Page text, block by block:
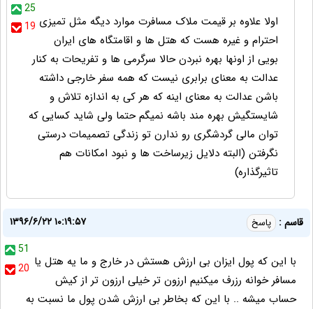
25
19 اولا علاوه بر قیمت ملاک مسافرت موارد دیگه مثل تمیزی
احترام و غیره هست که هتل ها و اقامتگاه های ایران
بویی از اونها بهره نبردن حالا سرگرمی ها و تفریحات به کنار
عدالت به معنای برابری نیست که همه سفر خارجی داشته
باشن عدالت به معنای اینه که هر کی به اندازه تلاش و
شایستگیش بهره مند باشه نمیگم حتما ولی شاید کسایی که
توان مالی گردشگری رو ندارن تو زندگی تصمیمات درستی
نگرفتن (البته دلایل زیرساخت ها و نبود امکانات هم
تاثیرگذاره)
قاسم : پاسخ
۱۳۹۶/۶/۲۲ ۱۰:۱۹:۵۷
51
20 با این که پول ایزان بی ارزش هستش در خارج و ما یه هتل یا
مسافر خوانه رزرف میکنیم ارزون تر خیلی ارزون تر از کیش
حساب میشه .. با این که بخاطر بی ارزش شدن پول ما نسبت به